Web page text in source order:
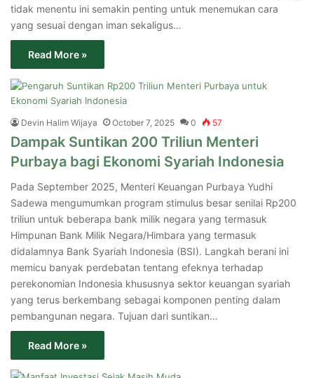
tidak menentu ini semakin penting untuk menemukan cara
yang sesuai dengan iman sekaligus…
Read More »
Devin Halim Wijaya October 7, 2025 0 57
Dampak Suntikan 200 Triliun Menteri
Purbaya bagi Ekonomi Syariah Indonesia
Pada September 2025, Menteri Keuangan Purbaya Yudhi
Sadewa mengumumkan program stimulus besar senilai Rp200
triliun untuk beberapa bank milik negara yang termasuk
Himpunan Bank Milik Negara/Himbara yang termasuk
didalamnya Bank Syariah Indonesia (BSI). Langkah berani ini
memicu banyak perdebatan tentang efeknya terhadap
perekonomian Indonesia khususnya sektor keuangan syariah
yang terus berkembang sebagai komponen penting dalam
pembangunan negara. Tujuan dari suntikan…
Read More »